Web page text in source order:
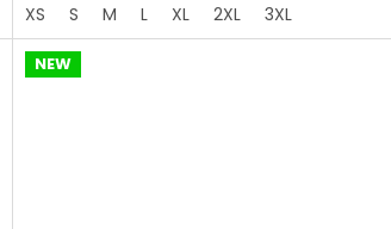
XS
S M L XL 2XL 3XL
NEW